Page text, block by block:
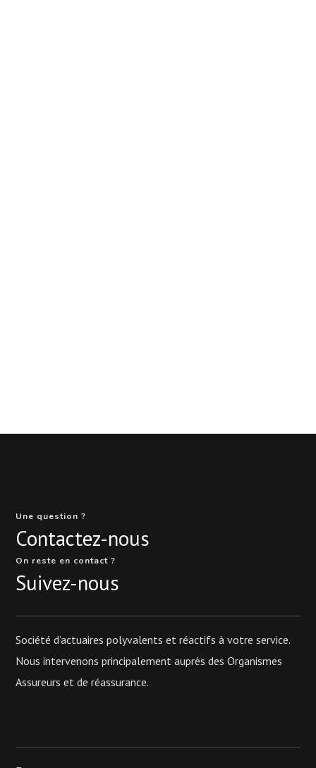
Une question ?
Contactez-nous
On reste en contact ?
Suivez-nous
Société d’actuaires polyvalents et réactifs à votre service.
Nous intervenons principalement auprès des Organismes
Assureurs et de réassurance.